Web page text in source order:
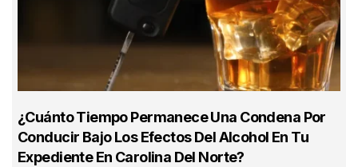
¿Cuánto Tiempo Permanece Una Condena Por
Conducir Bajo Los Efectos Del Alcohol En Tu
Expediente En Carolina Del Norte?